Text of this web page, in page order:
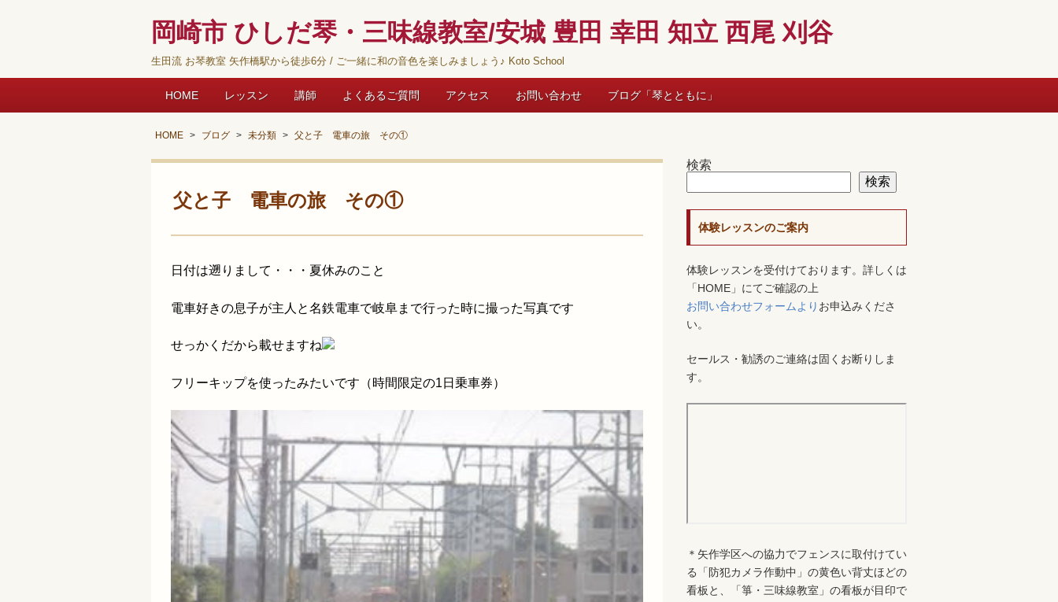
岡崎市 ひしだ琴・三味線教室/安城 豊田 幸田 知立 西尾 刈谷
生田流 お琴教室 矢作橋駅から徒歩6分 / ご一緒に和の音色を楽しみましょう♪ Koto School
HOME レッスン 講師 よくあるご質問 アクセス お問い合わせ ブログ「琴とともに」
HOME ブログ 未分類 父と子 電車の旅 その①
父と子 電車の旅 その①
日付は遡りまして・・・夏休みのこと
電車好きの息子が主人と名鉄電車で岐阜まで行った時に撮った写真です
せっかくだから載せますね
フリーキップを使ったみたいです（時間限定の1日乗車券）
検索
検索
体験レッスンのご案内
体験レッスンを受付けております。詳しくは
「HOME」にてご確認の上
お問い合わせフォームより お申込みくださ
い。
セールス・勧誘のご連絡は固くお断りしま
す。
＊矢作学区への協力でフェンスに取付けてい
る「防犯カメラ作動中」の黄色い背丈ほどの
看板と、「箏・三味線教室」の看板が目印で